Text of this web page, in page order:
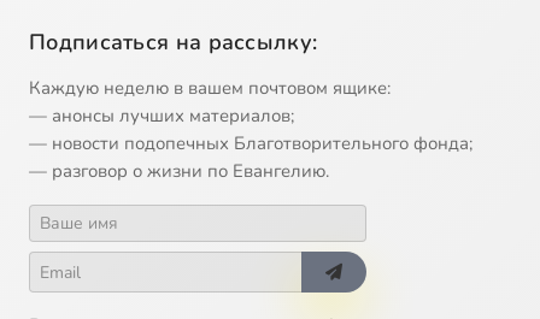
Подписаться на рассылку:
Каждую неделю в вашем почтовом ящике:
— анонсы лучших материалов;
— новости подопечных Благотворительного фонда;
— разговор о жизни по Евангелию.